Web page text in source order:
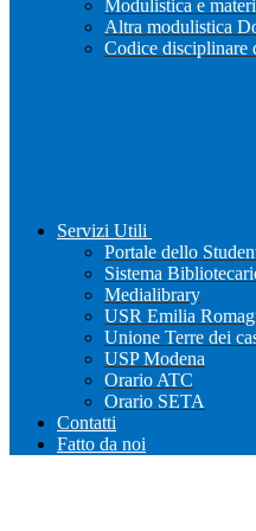
Modulistica e
Altra modulistica
Codice disciplinare
Servizi Utili
Portale dello
Sistema
Medialibrary
USR Emilia
Unione Terre dei
USP Modena
Orario ATC
Orario SETA
Contatti
Fatto da noi